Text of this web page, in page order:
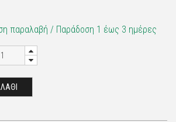
παραλαβή / Παράδoση 1 έως 3 ημέρες